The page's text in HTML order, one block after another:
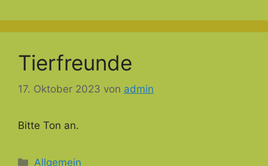
Tierfreunde
17. Oktober 2023 von admin
Bitte Ton an.
Kategorien
Allgemein